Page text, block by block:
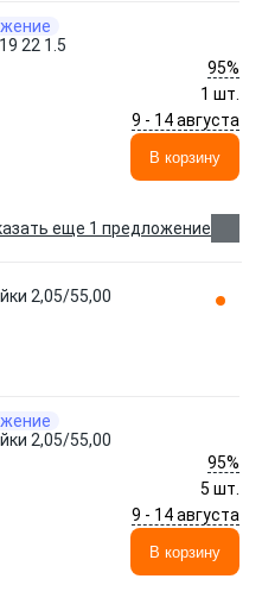
22 1.5
95%
1 шт.
9 - 14 августа
В корзину
еще 1 предложение
2,05/55,00
2,05/55,00
95%
5 шт.
9 - 14 августа
В корзину